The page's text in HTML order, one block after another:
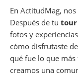
En ActitudMag,
Después de tu tour
fotos y
cómo disfrutaste
qué fue lo que más
creamos una